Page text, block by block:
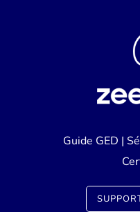
Guide GED |